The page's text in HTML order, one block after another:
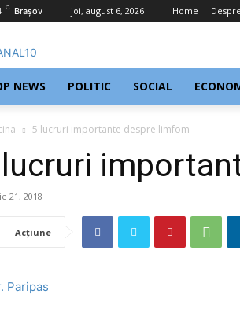
C Braşov joi, august 6, 2026 Home
NEWS POLITIC SOCIAL
5 lucruri importante despre limfom
21, 2018
Acțiune